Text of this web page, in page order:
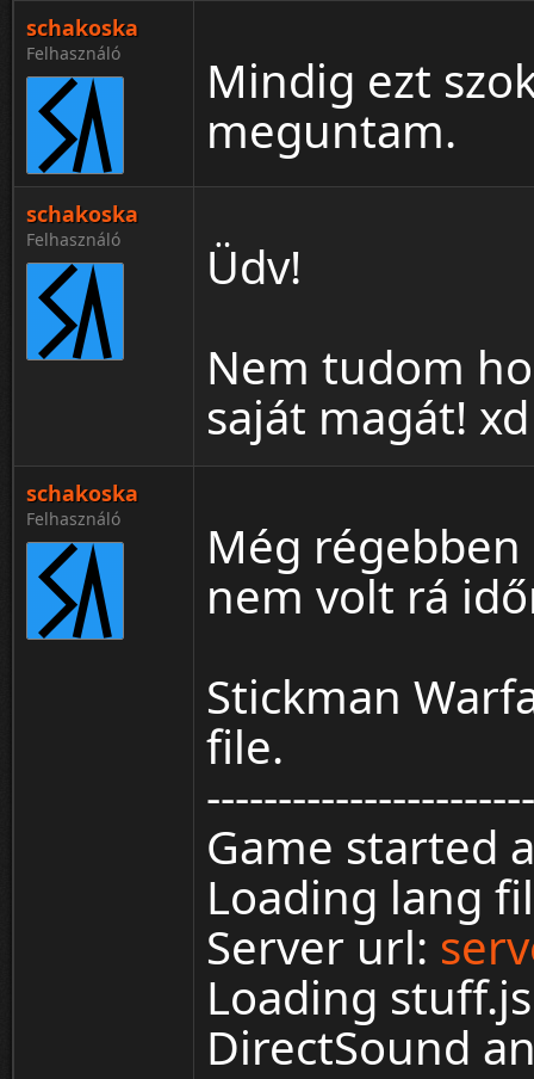
schakoska
Felhasználó
Mindig ezt
meguntam.
schakoska
Felhasználó
Üdv!
Nem tudom
saját magát! xd
schakoska
Felhasználó
Még
nem volt rá
Stickman
file.
Game started
Loading lang
Server url:
Loading
DirectSound